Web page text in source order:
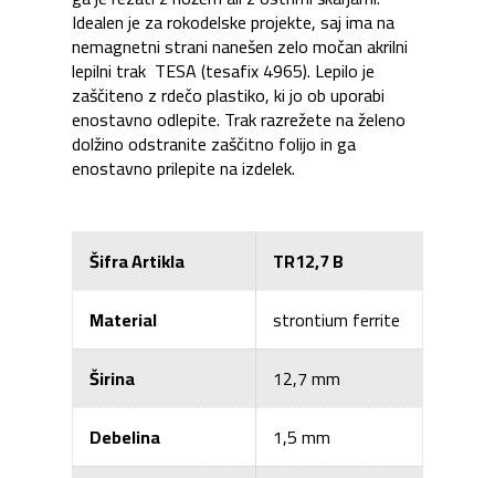
Idealen je za rokodelske projekte, saj ima na
nemagnetni strani nanešen zelo močan akrilni
lepilni trak TESA (tesafix 4965). Lepilo je
zaščiteno z rdečo plastiko, ki jo ob uporabi
enostavno odlepite. Trak razrežete na želeno
dolžino odstranite zaščitno folijo in ga
enostavno prilepite na izdelek.
Šifra Artikla
TR12,7 B
Material
strontium ferrite
Širina
12,7 mm
Debelina
1,5 mm